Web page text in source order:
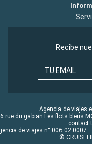
Recibe
TU EMAIL
Agencia de viajes
rue du gabian Les flots bleus
contact
de viajes n° 006 02 0007
©